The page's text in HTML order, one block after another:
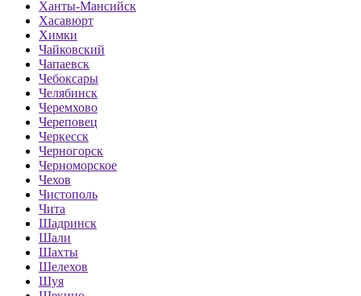
Ханты-Мансийск
Хасавюрт
Химки
Чайковский
Чапаевск
Чебоксары
Челябинск
Черемхово
Череповец
Черкесск
Черногорск
Черноморское
Чехов
Чистополь
Чита
Шадринск
Шали
Шахты
Шелехов
Шуя